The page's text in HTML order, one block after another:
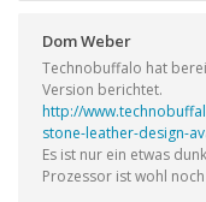
Dom Weber
Technobuffalo hat
Version berichtet.
http://
stone-leather-design-
Es ist nur ein etwas
Prozessor ist wohl